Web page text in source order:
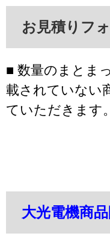
お見積りフ
■ 数量のまとま
載されていない
ていただきます。
大光電機商